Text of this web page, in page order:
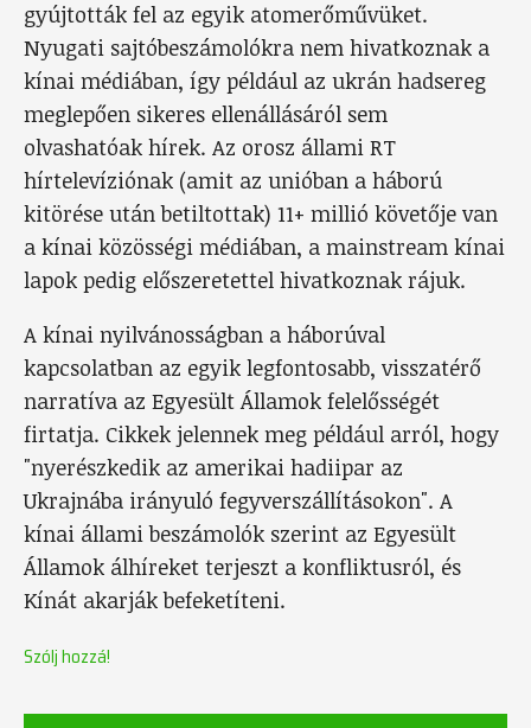
gyújtották fel az egyik atomerőművüket.
Nyugati sajtóbeszámolókra nem hivatkoznak a
kínai médiában, így például az ukrán hadsereg
meglepően sikeres ellenállásáról sem
olvashatóak hírek. Az orosz állami RT
hírtelevíziónak (amit az unióban a háború
kitörése után betiltottak) 11+ millió követője van
a kínai közösségi médiában, a mainstream kínai
lapok pedig előszeretettel hivatkoznak rájuk.
A kínai nyilvánosságban a háborúval
kapcsolatban az egyik legfontosabb, visszatérő
narratíva az Egyesült Államok felelősségét
firtatja. Cikkek jelennek meg például arról, hogy
"nyerészkedik az amerikai hadiipar az
Ukrajnába irányuló fegyverszállításokon". A
kínai állami beszámolók szerint az Egyesült
Államok álhíreket terjeszt a konfliktusról, és
Kínát akarják befeketíteni.
Szólj hozzá!